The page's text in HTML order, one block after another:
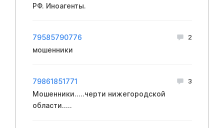
РФ. Иноагенты.
79585790776 2
мошенники
79861851771 3
Мошенники.....черти нижегородской
области.....